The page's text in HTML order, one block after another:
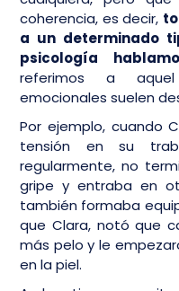
coherencia, es decir,
a un determinado
psicología
referimos a
emocionales suelen
Por ejemplo, cuando
tensión en su
regularmente, no
gripe y entraba en
también formaba
que Clara, notó que
más pelo y le
en la piel.